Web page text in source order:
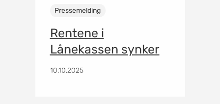
Pressemelding
Rentene i
Lånekassen synker
10.10.2025